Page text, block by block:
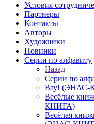
Условия
Партнеры
Контакты
Авторы
Художники
Новинки
Серии по алфавиту
Назад
Серии по
Вау! (ЭНАС-
Весёлые
КНИГА)
Весёлая